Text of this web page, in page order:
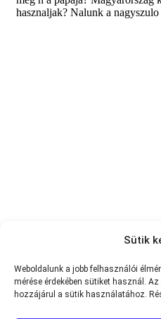
Sütik
Weboldalunk a jobb felhasználói
mérése érdekében sütiket használ.
hozzájárul a sütik használatához.